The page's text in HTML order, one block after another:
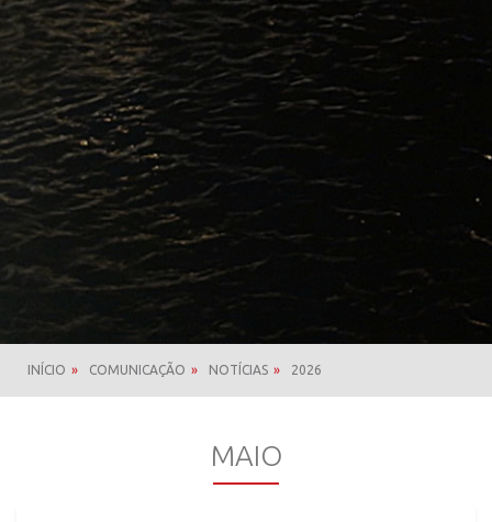
INÍCIO » COMUNICAÇÃO » NOTÍCIAS » 2026
MAIO